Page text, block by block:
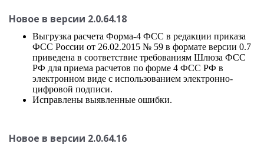
Новое в версии 2.0.64.18
Выгрузка расчета Форма-4 ФСС в редакции приказа
ФСС России от 26.02.2015 № 59 в формате версии 0.7
приведена в соответствие требованиям Шлюза ФСС
РФ для приема расчетов по форме 4 ФСС РФ в
электронном виде с использованием электронно-
цифровой подписи.
Исправлены выявленные ошибки.
Новое в версии 2.0.64.16